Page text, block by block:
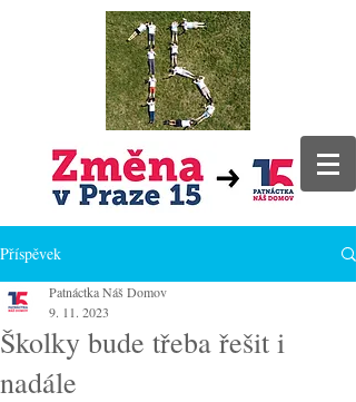
Příspěvek
Školky bude třeba řešit i
nadále
Patnáctka Náš Domov
9. 11. 2023